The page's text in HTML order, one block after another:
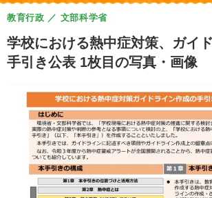
学校における熱中症対策、ガイ
手引き公表 1枚目の写真・画像
教育行政 文部科学省